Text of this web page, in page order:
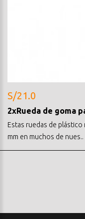
S/21.0
2xRueda de goma
Estas ruedas de
mm en muchos de nues..